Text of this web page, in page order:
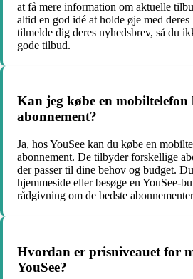
at få mere information om aktuelle
altid en god idé at holde øje med
tilmelde dig deres nyhedsbrev, så du
gode tilbud.
Kan jeg købe en mobiltelefon
abonnement?
Ja, hos YouSee kan du købe en
abonnement. De tilbyder forskellige
der passer til dine behov og budget.
hjemmeside eller besøge en YouSee-
rådgivning om de bedste
Hvordan er prisniveauet for
YouSee?